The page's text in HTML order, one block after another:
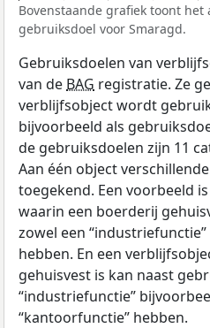
Bovenstaande grafiek toont
gebruiksdoel voor Smaragd.
Gebruiksdoelen van
van de BAG registratie. Ze
verblijfsobject wordt
bijvoorbeeld als
de gebruiksdoelen zijn 11
Aan één object
toegekend. Een voorbeeld
waarin een boerderij
zowel een
hebben. En een
gehuisvest is kan naast
“industriefunctie”
“kantoorfunctie” hebben.